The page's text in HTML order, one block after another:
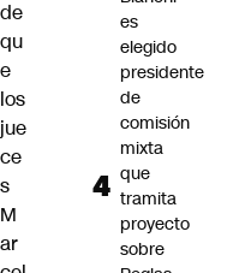
de
qu
e
los
jue
ce
s
M
ar
es
elegido
presidente
de
comisión
mixta
que
tramita
proyecto
sobre